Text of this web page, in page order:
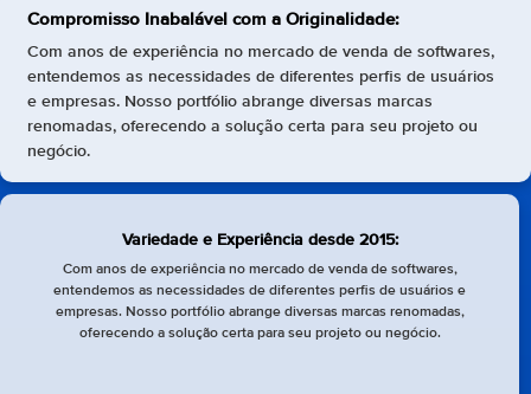
Compromisso Inabalável com a Originalidade:
Com anos de experiência no mercado de venda de softwares,
entendemos as necessidades de diferentes perfis de usuários
e empresas. Nosso portfólio abrange diversas marcas
renomadas, oferecendo a solução certa para seu projeto ou
negócio.
Variedade e Experiência desde 2015:
Com anos de experiência no mercado de venda de softwares,
entendemos as necessidades de diferentes perfis de usuários e
empresas. Nosso portfólio abrange diversas marcas renomadas,
oferecendo a solução certa para seu projeto ou negócio.